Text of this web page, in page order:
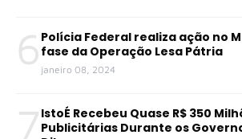
6 Polícia Federal realiza ação no
fase da Operação Lesa Pátria
janeiro 08, 2024
7 IstoÉ Recebeu Quase R$ 350
Publicitárias Durante os